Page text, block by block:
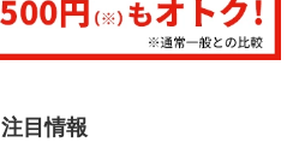
注目情報